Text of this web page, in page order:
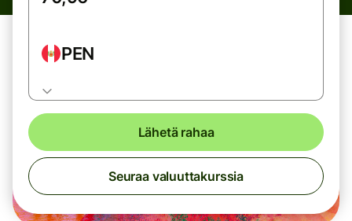
PEN
Lähetä rahaa
Seuraa valuuttakurssia